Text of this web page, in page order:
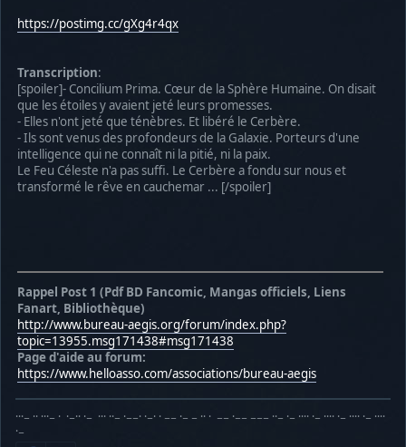
https://postimg.cc/gXg4r4qx
Transcription:
[spoiler]- Concilium Prima. Cœur de la Sphère Humaine. On disait
que les étoiles y avaient jeté leurs promesses.
- Elles n'ont jeté que ténèbres. Et libéré le Cerbère.
- Ils sont venus des profondeurs de la Galaxie. Porteurs d'une
intelligence qui ne connaît ni la pitié, ni la paix.
Le Feu Céleste n'a pas suffi. Le Cerbère a fondu sur nous et
transformé le rêve en cauchemar ... [/spoiler]
Rappel Post 1 (Pdf BD Fancomic, Mangas officiels, Liens
Fanart, Bibliothèque)
http://www.bureau-aegis.org/forum/index.php?
topic=13955.msg171438#msg171438
Page d'aide au forum:
https://www.helloasso.com/associations/bureau-aegis
···− ·· ···− · ·−·· ·− ··· ··− ·−−· ·−· · −− ·− − ·· · −− ·−− −−− ··− ·− ···· ·− ···· ·− ···· ·− ····
·−